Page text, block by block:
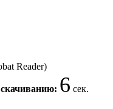
Reader)
6 сек.